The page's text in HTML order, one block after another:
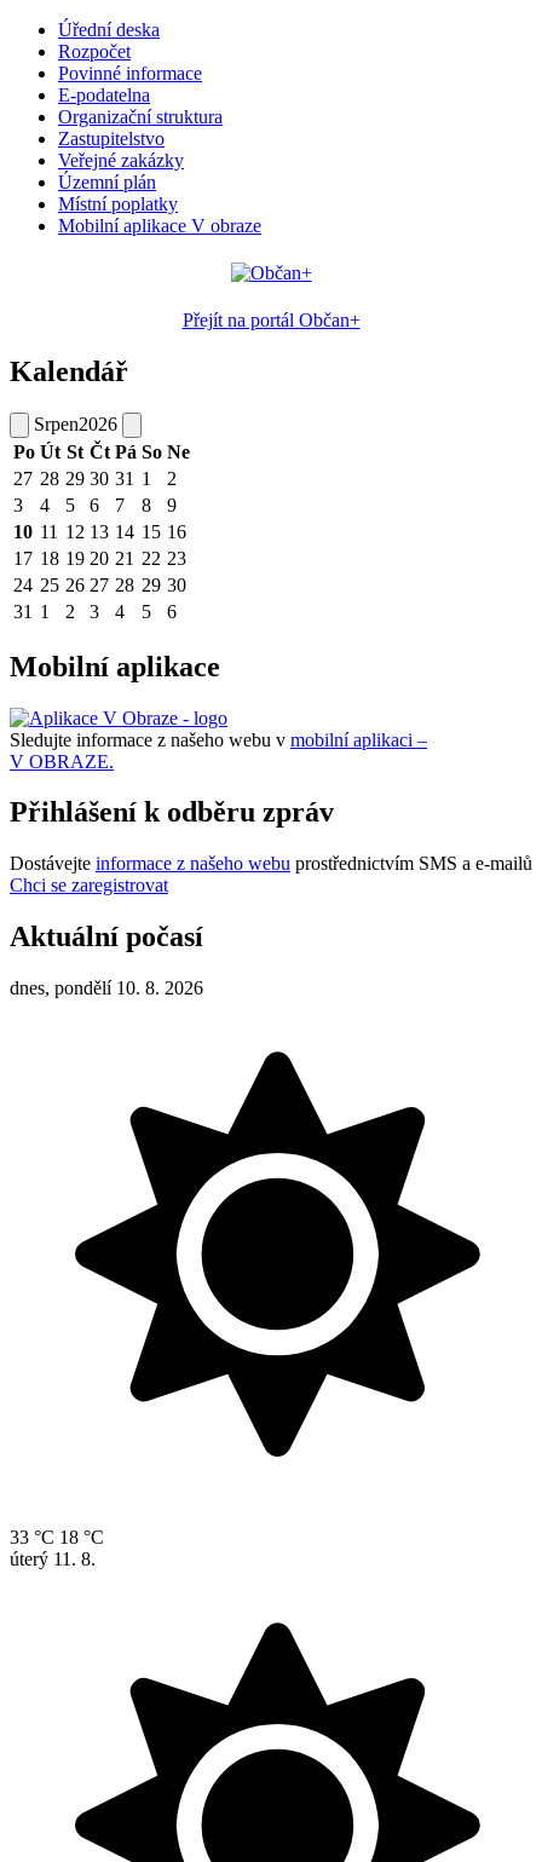
Úřední deska
Rozpočet
Povinné informace
E-podatelna
Organizační struktura
Zastupitelstvo
Veřejné zakázky
Územní plán
Místní poplatky
Mobilní aplikace V obraze
Přejít na portál Občan+
Kalendář
Srpen2026
Po Út St Čt Pá So Ne
27 28 29 30 31 1
2
3
4 5 6 7 8
9
10 11 12 13 14 15 16
17 18 19 20 21 22 23
24 25 26 27 28 29 30
31 1 2 3 4 5 6
Mobilní aplikace
Sledujte informace z našeho webu v mobilní aplikaci –
V OBRAZE.
Přihlášení k odběru zpráv
Dostávejte informace z našeho webu prostřednictvím SMS a e-mailů
Chci se zaregistrovat
Aktuální počasí
dnes, pondělí 10. 8. 2026
33 °C 18 °C
úterý 11. 8.